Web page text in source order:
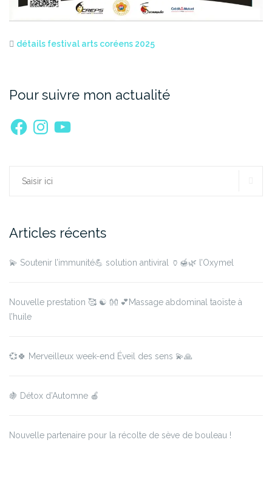
détails festival arts coréens 2025
Pour suivre mon actualité
FacebookInstagramYouTube
Rechercher :
Articles récents
💫 Soutenir l’immunité💪 solution antiviral 🏺🍯🌿 l’Oxymel
Nouvelle prestation 🥰 ☯️ 👐 💕Massage abdominal taoïste à
l’huile
💞🍀 Merveilleux week-end Éveil des sens 💫🙏
🍇 Détox d’Automne 🍎
Nouvelle partenaire pour la récolte de sève de bouleau !